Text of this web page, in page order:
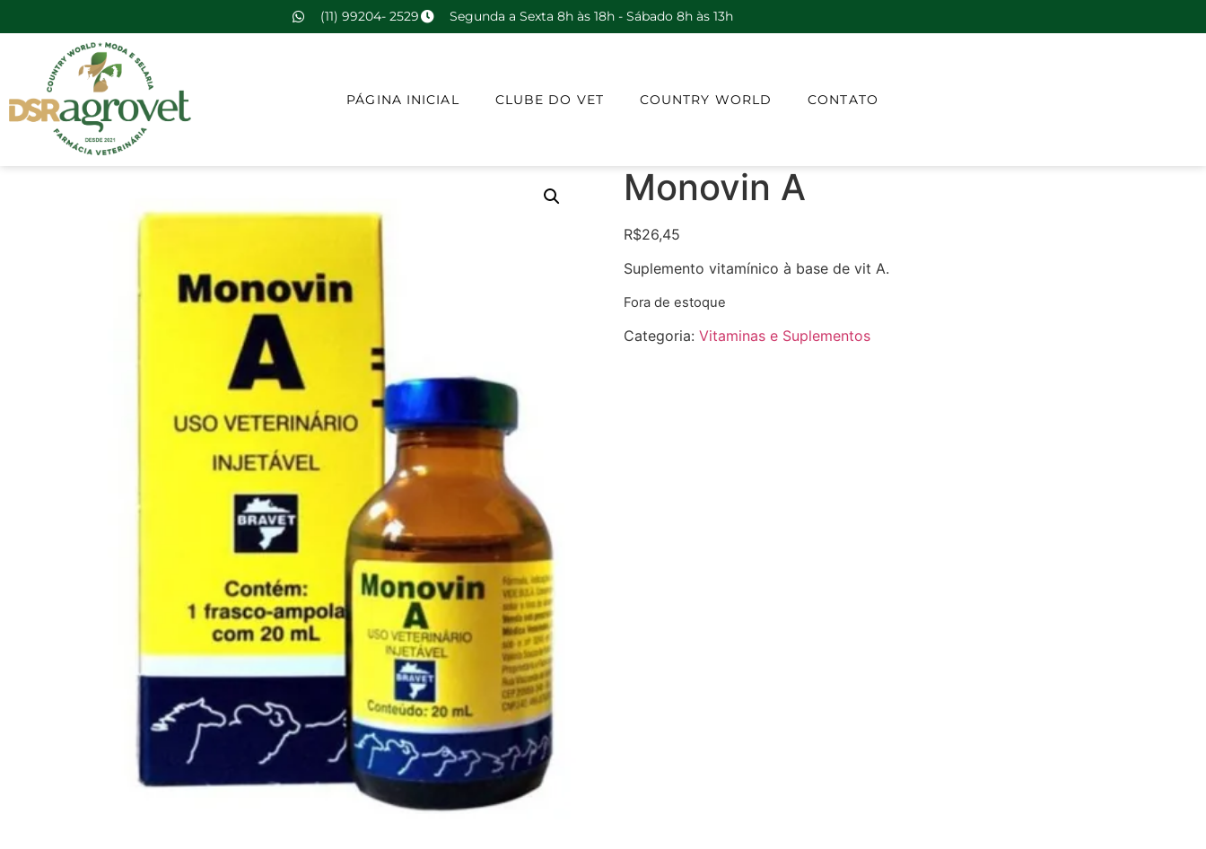
(11) 99204- 2529 Segunda a Sexta 8h às 18h - Sábado 8h às 13h
PÁGINA INICIAL CLUBE DO VET COUNTRY WORLD CONTATO
Monovin A
R$26,45
Suplemento vitamínico à base de vit A.
Fora de estoque
Categoria: Vitaminas e Suplementos